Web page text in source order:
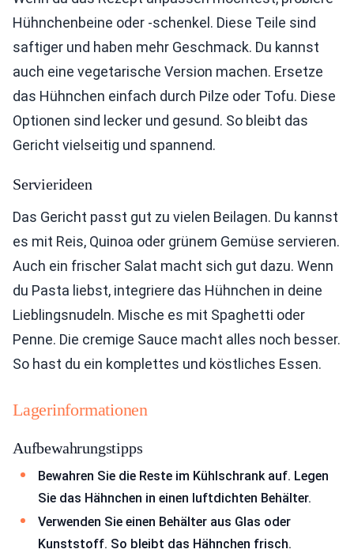
Hühnchenbeine oder -schenkel. Diese Teile sind
saftiger und haben mehr Geschmack. Du kannst
auch eine vegetarische Version machen. Ersetze
das Hühnchen einfach durch Pilze oder Tofu. Diese
Optionen sind lecker und gesund. So bleibt das
Gericht vielseitig und spannend.
Servierideen
Das Gericht passt gut zu vielen Beilagen. Du kannst
es mit Reis, Quinoa oder grünem Gemüse servieren.
Auch ein frischer Salat macht sich gut dazu. Wenn
du Pasta liebst, integriere das Hühnchen in deine
Lieblingsnudeln. Mische es mit Spaghetti oder
Penne. Die cremige Sauce macht alles noch besser.
So hast du ein komplettes und köstliches Essen.
Lagerinformationen
Aufbewahrungstipps
Bewahren Sie die Reste im Kühlschrank auf. Legen
Sie das Hähnchen in einen luftdichten Behälter.
Verwenden Sie einen Behälter aus Glas oder
Kunststoff. So bleibt das Hähnchen frisch.